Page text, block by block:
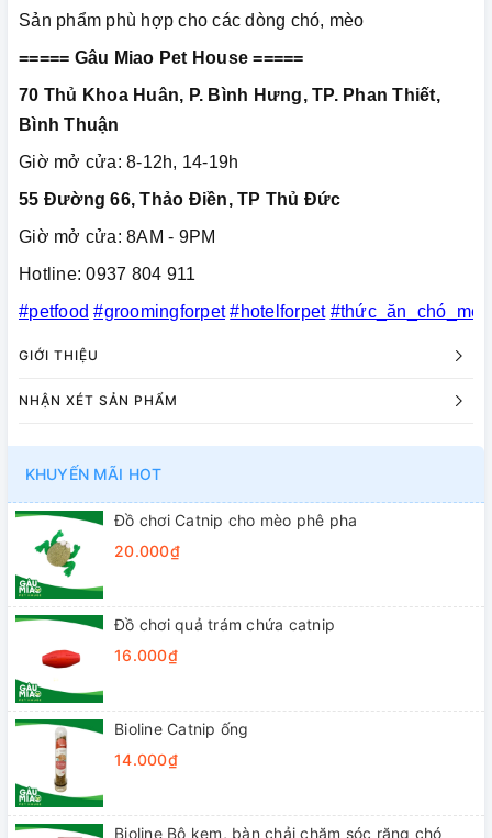
Sản phẩm phù hợp cho các dòng chó, mèo
===== Gâu Miao Pet House =====
70 Thủ Khoa Huân, P. Bình Hưng, TP. Phan Thiết,
Bình Thuận
Giờ mở cửa: 8-12h, 14-19h
55 Đường 66, Thảo Điền, TP Thủ Đức
Giờ mở cửa: 8AM - 9PM
Hotline: 0937 804 911
#petfood #groomingforpet #hotelforpet #thức_ăn_chó_mèo
GIỚI THIỆU
NHẬN XÉT SẢN PHẨM
KHUYẾN MÃI HOT
Đồ chơi Catnip cho mèo phê pha
20.000₫
Đồ chơi quả trám chứa catnip
16.000₫
Bioline Catnip ống
14.000₫
Bioline Bộ kem, bàn chải chăm sóc răng chó